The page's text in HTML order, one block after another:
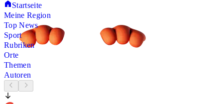
Startseite
Meine Region
Top News
Sport
Rubriken
Orte
Themen
Autoren